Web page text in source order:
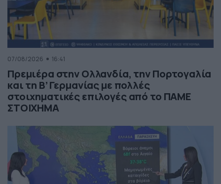
07/08/2026 16:41
Πρεμιέρα στην Ολλανδία, την Πορτογαλία
και τη Β’ Γερμανίας με πολλές
στοιχηματικές επιλογές από το ΠΑΜΕ
ΣΤΟΙΧΗΜΑ